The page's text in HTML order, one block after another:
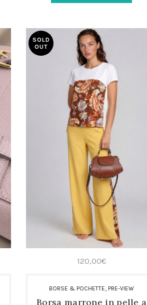
regolabile per un comfort unico.
quotidiano.
SOLD
OUT
120,00€
BORSE & POCHETTE, PRE-VIEW
Borsa marrone in pelle a